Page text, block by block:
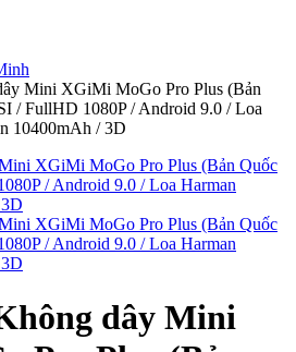
Mini XGiMi MoGo Pro Plus (Bản
/ FullHD 1080P / Android 9.0 / Loa
10400mAh / 3D
dây Mini